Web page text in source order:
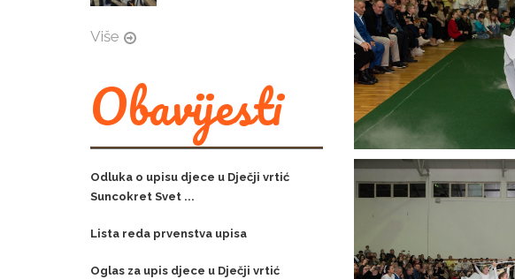
Više
Obavijesti
Odluka o upisu djece u Dječji vrtić
Suncokret Svet ...
Lista reda prvenstva upisa
Oglas za upis djece u Dječji vrtić